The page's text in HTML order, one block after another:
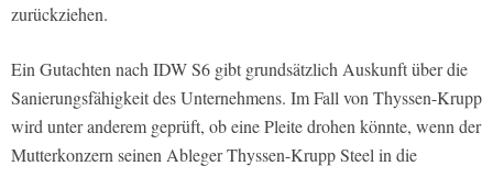
zurückziehen.
Ein Gutachten nach IDW S6 gibt grundsätzlich Auskunft über die
Sanierungsfähigkeit des Unternehmens. Im Fall von Thyssen-Krupp
wird unter anderem geprüft, ob eine Pleite drohen könnte, wenn der
Mutterkonzern seinen Ableger Thyssen-Krupp Steel in die